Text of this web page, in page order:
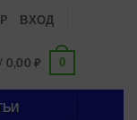
ВХОД
0,00₽ 0